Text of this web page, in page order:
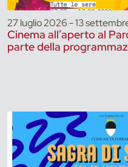
27 luglio 2026 - 13
Cinema all’aperto al
parte della